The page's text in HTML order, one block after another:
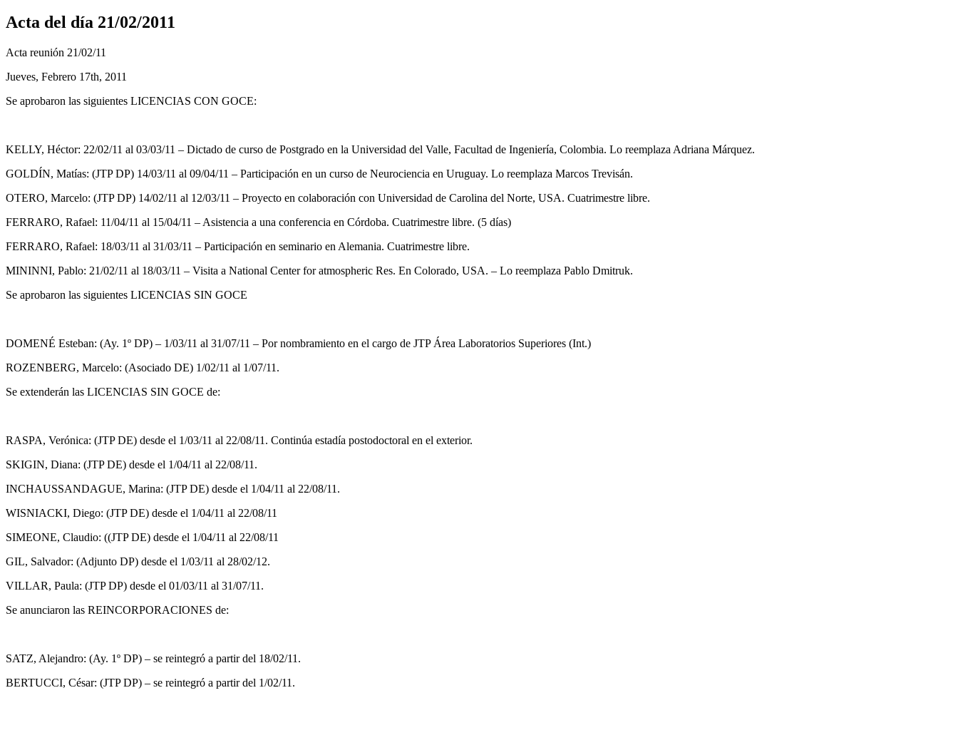
Acta del día 21/02/2011
Acta reunión 21/02/11
Jueves, Febrero 17th, 2011
Se aprobaron las siguientes LICENCIAS CON GOCE:
KELLY, Héctor: 22/02/11 al 03/03/11 – Dictado de curso de Postgrado en la Universidad del Valle, Facultad de Ingeniería, Colombia. Lo reemplaza Adriana Márquez.
GOLDÍN, Matías: (JTP DP) 14/03/11 al 09/04/11 – Participación en un curso de Neurociencia en Uruguay. Lo reemplaza Marcos Trevisán.
OTERO, Marcelo: (JTP DP) 14/02/11 al 12/03/11 – Proyecto en colaboración con Universidad de Carolina del Norte, USA. Cuatrimestre libre.
FERRARO, Rafael: 11/04/11 al 15/04/11 – Asistencia a una conferencia en Córdoba. Cuatrimestre libre. (5 días)
FERRARO, Rafael: 18/03/11 al 31/03/11 – Participación en seminario en Alemania. Cuatrimestre libre.
MININNI, Pablo: 21/02/11 al 18/03/11 – Visita a National Center for atmospheric Res. En Colorado, USA. – Lo reemplaza Pablo Dmitruk.
Se aprobaron las siguientes LICENCIAS SIN GOCE
DOMENÉ Esteban: (Ay. 1º DP) – 1/03/11 al 31/07/11 – Por nombramiento en el cargo de JTP Área Laboratorios Superiores (Int.)
ROZENBERG, Marcelo: (Asociado DE) 1/02/11 al 1/07/11.
Se extenderán las LICENCIAS SIN GOCE de:
RASPA, Verónica: (JTP DE) desde el 1/03/11 al 22/08/11. Continúa estadía postodoctoral en el exterior.
SKIGIN, Diana: (JTP DE) desde el 1/04/11 al 22/08/11.
INCHAUSSANDAGUE, Marina: (JTP DE) desde el 1/04/11 al 22/08/11.
WISNIACKI, Diego: (JTP DE) desde el 1/04/11 al 22/08/11
SIMEONE, Claudio: ((JTP DE) desde el 1/04/11 al 22/08/11
GIL, Salvador: (Adjunto DP) desde el 1/03/11 al 28/02/12.
VILLAR, Paula: (JTP DP) desde el 01/03/11 al 31/07/11.
Se anunciaron las REINCORPORACIONES de:
SATZ, Alejandro: (Ay. 1º DP) – se reintegró a partir del 18/02/11.
BERTUCCI, César: (JTP DP) – se reintegró a partir del 1/02/11.